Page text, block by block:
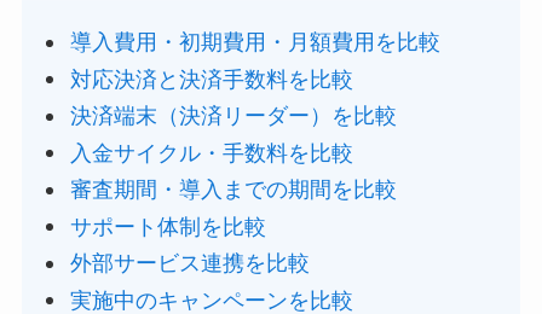
導入費用・初期費用・月額費用を比較
対応決済と決済手数料を比較
決済端末（決済リーダー）を比較
入金サイクル・手数料を比較
審査期間・導入までの期間を比較
サポート体制を比較
外部サービス連携を比較
実施中のキャンペーンを比較